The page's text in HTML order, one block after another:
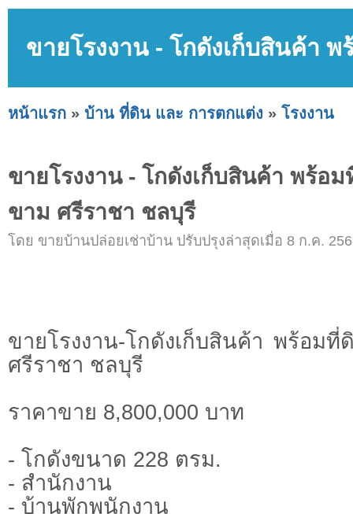
ขายโรงงาน - โกดังเก็บสินค้า
หน้าแรก » บ้าน ที่ดิน และ การตกแต่ง » โรงงาน
ขายโรงงาน - โกดังเก็บสินค้า พร้อ
ขาม ศรีราชา ชลบุรี
โดย ขายบ้านปล่อยเช่าบ้าน ปรับปรุงล่าสุดเมื่อ 8 ก.ค.
ขายโรงงาน-โกดังเก็บสินค้า พร้อม
ศรีราชา ชลบุรี
ราคาขาย 8,800,000 บาท
- โกดังขนาด 228 ตรม.
- สำนักงาน
- บ้านพักพนักงาน